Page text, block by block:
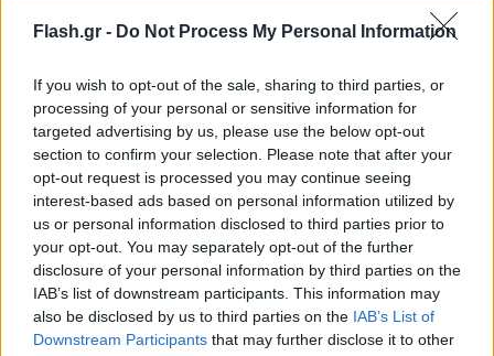
Flash.gr - Do Not Process My Personal Information
If you wish to opt-out of the sale, sharing to third parties, or
processing of your personal or sensitive information for
targeted advertising by us, please use the below opt-out
section to confirm your selection. Please note that after your
opt-out request is processed you may continue seeing
interest-based ads based on personal information utilized by
us or personal information disclosed to third parties prior to
your opt-out. You may separately opt-out of the further
disclosure of your personal information by third parties on the
IAB’s list of downstream participants. This information may
also be disclosed by us to third parties on the IAB’s List of
Downstream Participants that may further disclose it to other